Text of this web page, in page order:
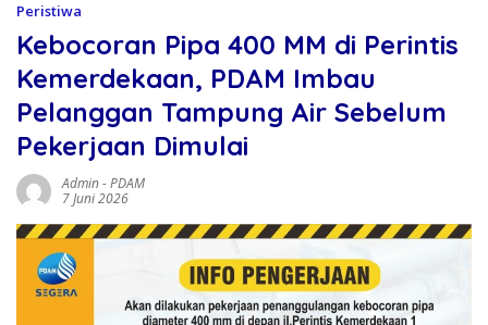
Peristiwa
Kebocoran Pipa 400 MM di Perintis
Kemerdekaan, PDAM Imbau
Pelanggan Tampung Air Sebelum
Pekerjaan Dimulai
Admin-PDAM
7 Juni 2026